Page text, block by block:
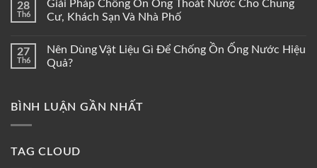
28
Th6
Giải Pháp Chống Ồn Ống Thoát Nước Cho Chung
Cư, Khách Sạn Và Nhà Phố
27
Th6
Nên Dùng Vật Liệu Gì Để Chống Ồn Ống Nước Hiệu
Quả?
BÌNH LUẬN GẦN NHẤT
TAG CLOUD